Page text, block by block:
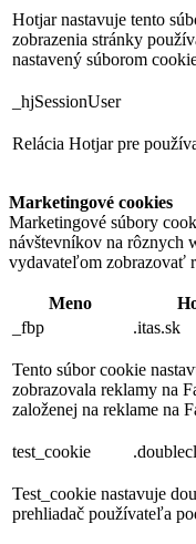
Hotjar nastavuje tento
zobrazenia stránky
nastavený súborom
_hjSessionUser
Relácia Hotjar pre
Marketingové cookies
Marketingové súbory
návštevníkov na rôznych
vydavateľom zobrazovať
Meno
_fbp
.itas.sk
Tento súbor cookie
zobrazovala reklamy na
založenej na reklame na
test_cookie
Test_cookie nastavuje
prehliadač používateľa